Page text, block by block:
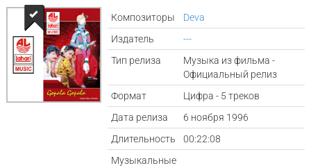
Композиторы
Deva
Издатель
---
Тип релиза
Музыка из фильма -
Официальный релиз
Формат
Цифра - 5 треков
Дата релиза
6 ноября 1996
Длительность
00:22:08
Музыкальные